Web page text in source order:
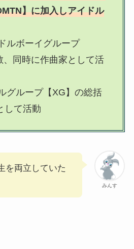
】に加入しアイドル
ルボーイグループ
、同時に作曲家として活
グループ【XG】の総括
して活動
みんす
を両立していた